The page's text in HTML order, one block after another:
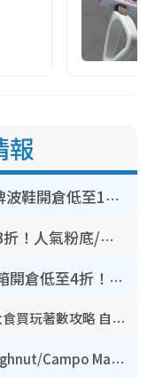
報
開倉優惠 | 尖沙咀海港城名牌波鞋開倉低至1折！On鞋$899起／Joy&Peace鞋履$98起
CHANEL美妝限時減價低至3折！人氣粉底/唇膏/精華液低至$275！COCO香水都有平
開倉優惠｜尖沙咀名牌行李箱開倉低至4折！一連5日 American Tourister/ace./Hallmark $200起！
【8月生日優惠2026】全港85大食買玩著數攻略 自助餐/火鍋放題同行免費＋誠品/DONKI送現金券
開倉優惠｜銅鑼灣時代廣場Doughnut/Campo Marzio開倉低至1折！背囊、書包、手袋劈價$200起